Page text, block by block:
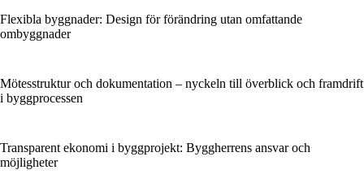
Flexibla byggnader: Design för förändring utan omfattande
ombyggnader
Mötesstruktur och dokumentation – nyckeln till överblick och framdrift
i byggprocessen
Transparent ekonomi i byggprojekt: Byggherrens ansvar och
möjligheter